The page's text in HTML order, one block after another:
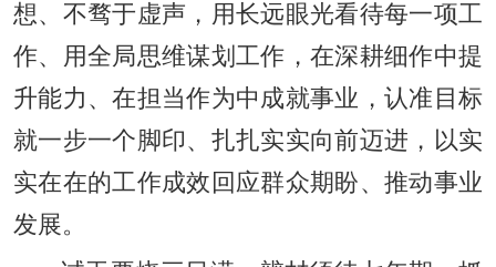
想、不骛于虚声，用长远眼光看待每一项工
作、用全局思维谋划工作，在深耕细作中提
升能力、在担当作为中成就事业，认准目标
就一步一个脚印、扎扎实实向前迈进，以实
实在在的工作成效回应群众期盼、推动事业
发展。